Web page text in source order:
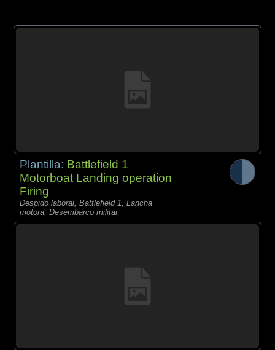
Plantilla: Battlefield 1
Motorboat Landing operation
Firing
Despido laboral, Battlefield 1, Lancha
motora, Desembarco militar,